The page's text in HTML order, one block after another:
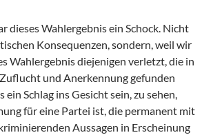
dieses Wahlergebnis ein Schock. Nicht
Konsequenzen, sondern, weil wir
Wahlergebnis diejenigen verletzt, die in
und Anerkennung gefunden
ein Schlag ins Gesicht sein, zu sehen,
für eine Partei ist, die permanent mit
Aussagen in Erscheinung